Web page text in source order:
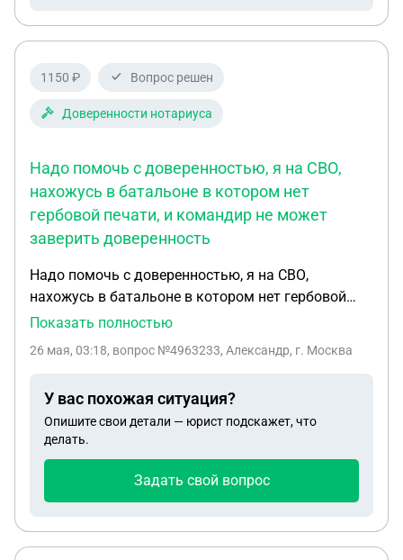
1150 ₽ Вопрос решен
Доверенности нотариуса
Надо помочь с доверенностью, я на СВО,
нахожусь в батальоне в котором нет
гербовой печати, и командир не может
заверить доверенность
Надо помочь с доверенностью, я на СВО,
нахожусь в батальоне в котором нет гербовой
печати, и командир не может заверить
дистанционно? Или другие варианты, отпуск
Показать полностью
26 мая, 03:18, вопрос №4963233, Александр, г. Москва
У вас похожая ситуация?
Опишите свои детали — юрист подскажет, что
делать.
Задать свой вопрос